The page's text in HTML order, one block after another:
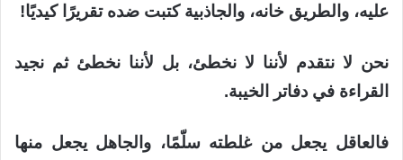
عليه، والطريق خانه، والجاذبية كتبت ضده تقريرًا كيديًا!
نحن لا نتقدم لأننا لا نخطئ، بل لأننا نخطئ ثم نجيد
القراءة في دفاتر الخيبة.
فالعاقل يجعل من غلطته سلّمًا، والجاهل يجعل منها